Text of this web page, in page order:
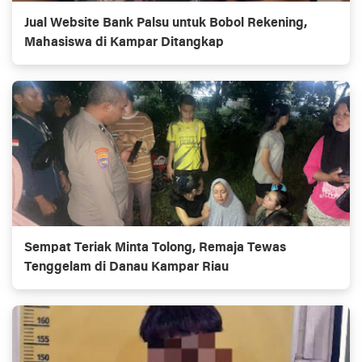
Jual Website Bank Palsu untuk Bobol Rekening,
Mahasiswa di Kampar Ditangkap
Sempat Teriak Minta Tolong, Remaja Tewas
Tenggelam di Danau Kampar Riau